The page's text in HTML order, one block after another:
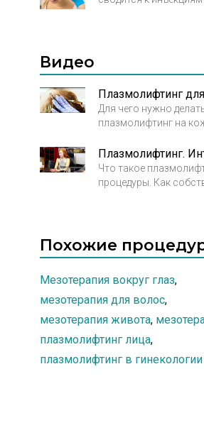
факторов роста,
микроэлементов,
необходимых белков.
вспять и запускает
процесс – роста
выпадения.
Видео
Плазмолифтинг
Для чего нужно
плазмолифтинг на
Что такое
процедуры. Как
Похожие
Мезотерапия вокруг глаз,
мезотерапия для волос,
мезотерапия живота,
плазмолифтинг лица,
плазмолифтинг в гинекологии